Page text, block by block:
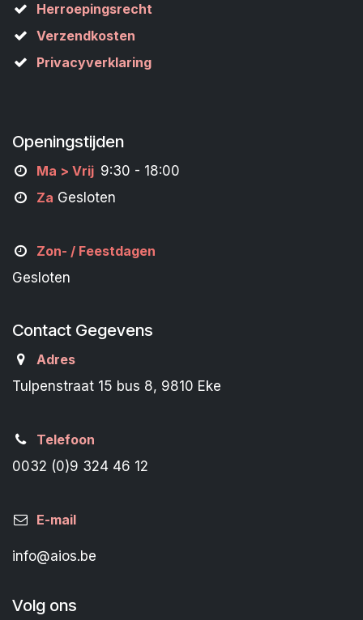
Herroepingsrecht
Verzendkosten
Privacyverklaring
Openingstijden
Ma > Vrij 9:30 - 18:00
Za Gesloten
Zon- / Feestdagen
Gesloten
Contact Gegevens
Adres
Tulpenstraat 15 bus 8, 9810 Eke
Telefoon
0032 (0)9 324 46 12
E-mail
info@aios.be
Volg ons